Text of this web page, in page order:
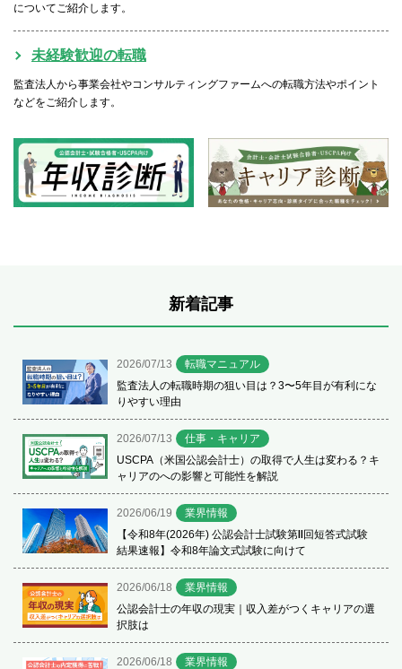
についてご紹介します。
未経験歓迎の転職
監査法人から事業会社やコンサルティングファームへの転職方法やポイント
などをご紹介します。
新着記事
2026/07/13
転職マニュアル
監査法人の転職時期の狙い目は？3〜5年目が有利にな
りやすい理由
2026/07/13
仕事・キャリア
USCPA（米国公認会計士）の取得で人生は変わる？キ
ャリアのへの影響と可能性を解説
2026/06/19
業界情報
【令和8年(2026年) 公認会計士試験第Ⅱ回短答式試験
結果速報】令和8年論文式試験に向けて
2026/06/18
業界情報
公認会計士の年収の現実｜収入差がつくキャリアの選
択肢は
2026/06/18
業界情報